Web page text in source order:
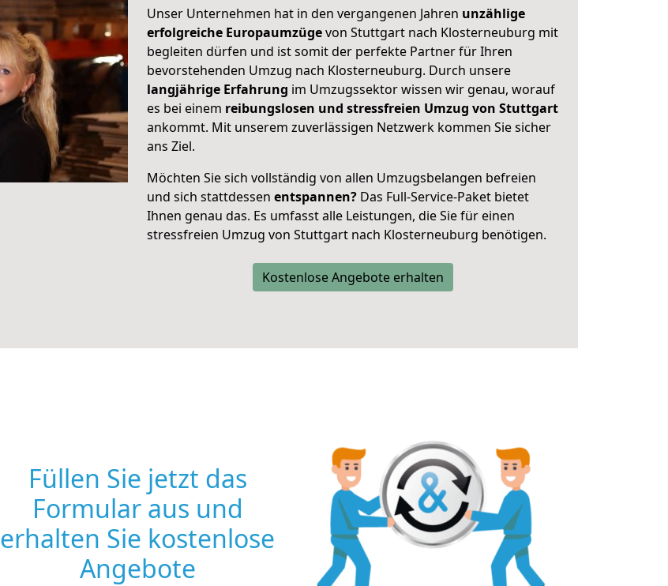
Unser Unternehmen hat in den vergangenen Jahren unzählige
erfolgreiche Europaumzügevon Stuttgart nach Klosterneuburg mit
begleiten dürfen und ist somit der perfekte Partner für Ihren
bevorstehenden Umzug nach Klosterneuburg. Durch unsere
langjährige Erfahrung im Umzugssektor wissen wir genau, worauf
es bei einem reibungslosen und stressfreien Umzug von Stuttgart
ankommt. Mit unserem zuverlässigen Netzwerk kommen Sie sicher
ans Ziel.
Möchten Sie sich vollständig von allen Umzugsbelangen befreien
und sich stattdessen entspannen? Das Full-Service-Paket bietet
Ihnen genau das. Es umfasst alle Leistungen, die Sie für einen
stressfreien Umzug von Stuttgart nach Klosterneuburg benötigen.
Kostenlose Angebote erhalten
Füllen Sie jetzt das
Formular aus und
erhalten Sie kostenlose
Angebote